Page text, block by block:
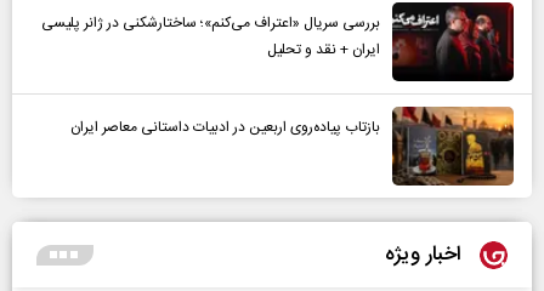
بررسی سریال «اعتراف می‌کنم»؛ ساختارشکنی در ژانر پلیسی
ایران + نقد و تحلیل
بازتاب پیاده‌روی اربعین در ادبیات داستانی معاصر ایران
اخبار ویژه